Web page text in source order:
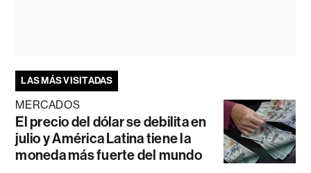
LAS MÁS VISITADAS
MERCADOS
El precio del dólar se debilita en
julio y América Latina tiene la
moneda más fuerte del mundo